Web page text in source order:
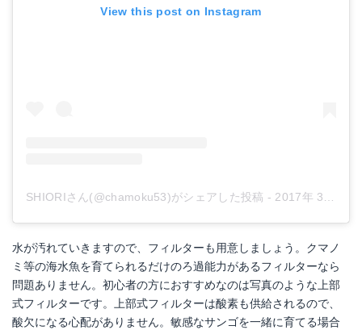
View this post on Instagram
SHIORIさん(@chamoku53)がシェアした投稿 - 2017年 3月月5日午後10時00分PST
水が汚れていきますので、フィルターも用意しましょう。クマノ
ミ等の海水魚を育てられるだけのろ過能力があるフィルターなら
問題ありません。初心者の方におすすめなのは写真のような上部
式フィルターです。上部式フィルターは酸素も供給されるので、
酸欠になる心配がありません。敏感なサンゴを一緒に育てる場合